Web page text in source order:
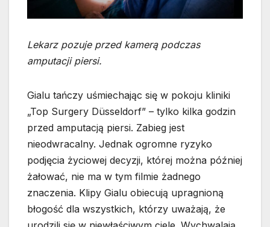
Lekarz pozuje przed kamerą podczas
amputacji piersi.
Gialu tańczy uśmiechając się w pokoju kliniki
„Top Surgery Düsseldorf” – tylko kilka godzin
przed amputacją piersi. Zabieg jest
nieodwracalny. Jednak ogromne ryzyko
podjęcia życiowej decyzji, której można później
żałować, nie ma w tym filmie żadnego
znaczenia. Klipy Gialu obiecują upragnioną
błogość dla wszystkich, którzy uważają, że